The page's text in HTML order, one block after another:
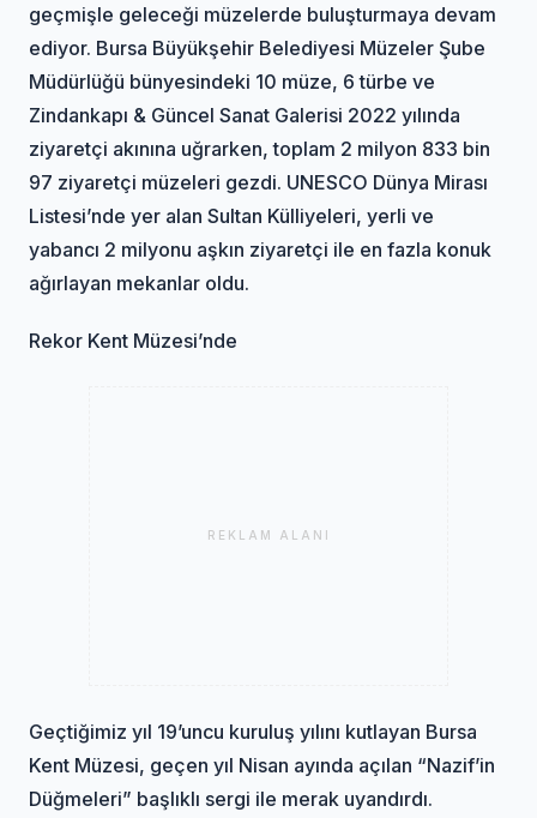
geçmişle geleceği müzelerde buluşturmaya devam
ediyor. Bursa Büyükşehir Belediyesi Müzeler Şube
Müdürlüğü bünyesindeki 10 müze, 6 türbe ve
Zindankapı & Güncel Sanat Galerisi 2022 yılında
ziyaretçi akınına uğrarken, toplam 2 milyon 833 bin
97 ziyaretçi müzeleri gezdi. UNESCO Dünya Mirası
Listesi’nde yer alan Sultan Külliyeleri, yerli ve
yabancı 2 milyonu aşkın ziyaretçi ile en fazla konuk
ağırlayan mekanlar oldu.
Rekor Kent Müzesi’nde
REKLAM ALANI
Geçtiğimiz yıl 19’uncu kuruluş yılını kutlayan Bursa
Kent Müzesi, geçen yıl Nisan ayında açılan “Nazif’in
Düğmeleri” başlıklı sergi ile merak uyandırdı.